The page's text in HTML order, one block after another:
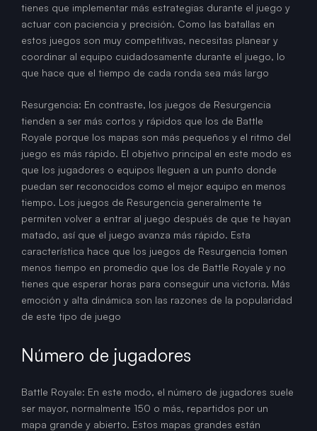
tienes que implementar más estrategias durante el juego y
actuar con paciencia y precisión. Como las batallas en
estos juegos son muy competitivas, necesitas planear y
coordinar al equipo cuidadosamente durante el juego, lo
que hace que el tiempo de cada ronda sea más largo
Resurgencia: En contraste, los juegos de Resurgencia
tienden a ser más cortos y rápidos que los de Battle
Royale porque los mapas son más pequeños y el ritmo del
juego es más rápido. El objetivo principal en este modo es
que los jugadores o equipos lleguen a un punto donde
puedan ser reconocidos como el mejor equipo en menos
tiempo. Los juegos de Resurgencia generalmente te
permiten volver a entrar al juego después de que te hayan
matado, así que el juego avanza más rápido. Esta
característica hace que los juegos de Resurgencia tomen
menos tiempo en promedio que los de Battle Royale y no
tienes que esperar horas para conseguir una victoria. Más
emoción y alta dinámica son las razones de la popularidad
de este tipo de juego
Número de jugadores
Battle Royale: En este modo, el número de jugadores suele
ser mayor, normalmente 150 o más, repartidos por un
mapa grande y abierto. Estos mapas grandes están